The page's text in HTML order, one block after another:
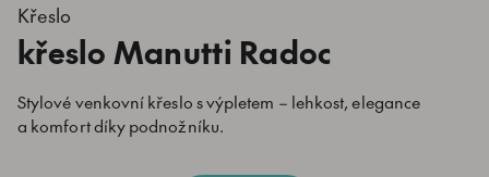
Křeslo
křeslo Manutti Radoc
Stylové venkovní křeslo s výpletem – lehkost, elegance
a komfort díky podnožníku.